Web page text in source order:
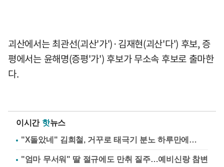
괴산에서는 최관선(괴산'가')·김재현(괴산'다') 후보, 증
평에서는 윤해명(증평'가') 후보가 무소속 후보로 출마한
다.
이시간 핫뉴스
"X돌았네" 김희철, 거꾸로 태극기 분노 하루만에…
"엄마 무서워" 딸 절규에도 만취 질주…예비신랑 참변